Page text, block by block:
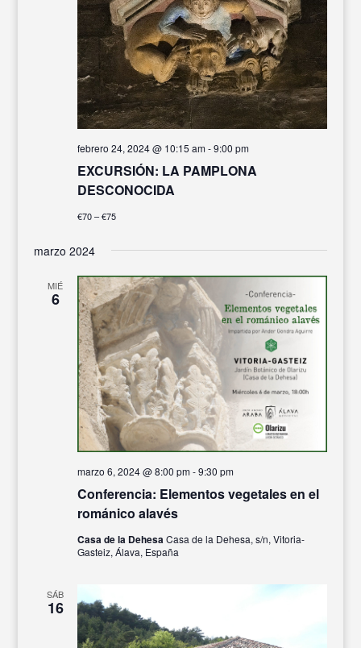
EXCURSIÓN: LA PAMPLONA
DESCONOCIDA
febrero 24, 2024 @ 10:15 am-9:00 pm
€70 – €75
marzo 2024
MIÉ
6
Conferencia: Elementos vegetales en el
románico alavés
marzo 6, 2024 @ 8:00 pm-9:30 pm
Casa de la DehesaCasa de la Dehesa, s/n, Vitoria-
Gasteiz, Álava, España
SÁB
16